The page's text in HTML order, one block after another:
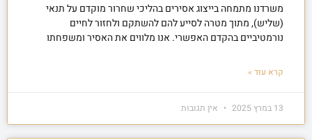
משרדנו מתמחה בייצוג אסירים בהליכי שחרור מוקדם על תנאי
(שליש), מתוך מטרה לסייע להם להשתקם ולחזור לחיים
נורמטיביים בהקדם האפשרי. אנו מלווים את האסיר ומשפחתו
קרא עוד »
13 במרץ 2025 אין תגובות